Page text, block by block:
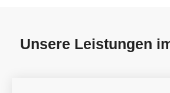
Unsere Leistungen